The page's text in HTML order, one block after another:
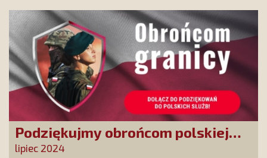
Podziękujmy obrońcom polskiej
granicy
lipiec 2024